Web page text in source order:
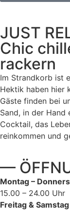
JUST
Chic
rackern
Im Strandkorb ist
Hektik haben hier
Gäste finden bei
Sand, in der Hand
Cocktail, das
reinkommen und
—
Montag –
15.00 – 24.00 Uhr
Freitag & Samstag